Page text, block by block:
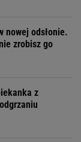
nowej odsłonie.
zrobisz go
z